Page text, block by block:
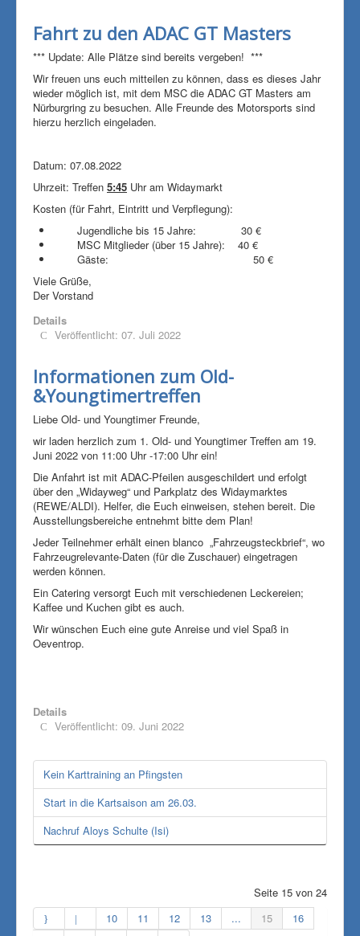
Fahrt zu den ADAC GT Masters
*** Update: Alle Plätze sind bereits vergeben! ***
Wir freuen uns euch mitteilen zu können, dass es dieses Jahr
wieder möglich ist, mit dem MSC die ADAC GT Masters am
Nürburgring zu besuchen. Alle Freunde des Motorsports sind
hierzu herzlich eingeladen.
Datum: 07.08.2022
Uhrzeit: Treffen 5:45 Uhr am Widaymarkt
Kosten (für Fahrt, Eintritt und Verpflegung):
Jugendliche bis 15 Jahre: 30 €
MSC Mitglieder (über 15 Jahre): 40 €
Gäste: 50 €
Viele Grüße,
Der Vorstand
Details
Veröffentlicht: 07. Juli 2022
Informationen zum Old-
&Youngtimertreffen
Liebe Old- und Youngtimer Freunde,
wir laden herzlich zum 1. Old- und Youngtimer Treffen am 19.
Juni 2022 von 11:00 Uhr -17:00 Uhr ein!
Die Anfahrt ist mit ADAC-Pfeilen ausgeschildert und erfolgt
über den „Widayweg“ und Parkplatz des Widaymarktes
(REWE/ALDI). Helfer, die Euch einweisen, stehen bereit. Die
Ausstellungsbereiche entnehmt bitte dem Plan!
Jeder Teilnehmer erhält einen blanco „Fahrzeugsteckbrief“, wo
Fahrzeugrelevante-Daten (für die Zuschauer) eingetragen
werden können.
Ein Catering versorgt Euch mit verschiedenen Leckereien;
Kaffee und Kuchen gibt es auch.
Wir wünschen Euch eine gute Anreise und viel Spaß in
Oeventrop.
Details
Veröffentlicht: 09. Juni 2022
Kein Karttraining an Pfingsten
Start in die Kartsaison am 26.03.
Nachruf Aloys Schulte (Isi)
Seite 15 von 24
10
11 12 13 ... 15
16